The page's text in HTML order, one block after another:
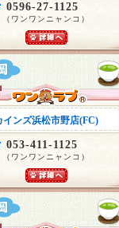
0596-27-1125
（ワンワンニャンコ）
インズ浜松市野店(FC)
053-411-1125
（ワンワンニャンコ）